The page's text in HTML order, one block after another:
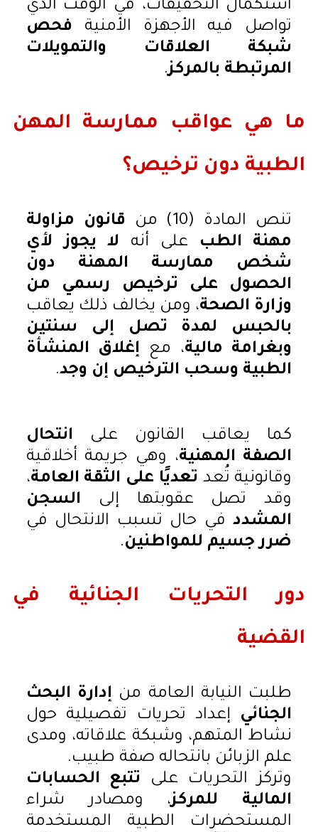
استكمال التحقيقات، في الوقت الذي
تواصل فيه الأجهزة الأمنية فحص
شبكة العلاقات والتمويلات
المرتبطة بالمركز.
ما هي عواقب ممارسة المهن
الطبية دون ترخيص؟
تنص المادة (10) من
قانون مزاولة
مهنة الطب على أنه لا يجوز لأي
شخص ممارسة المهنة دون
الحصول على ترخيص رسمي من
وزارة الصحة، ومن يخالف ذلك يعاقب
بالحبس لمدة تصل إلى سنتين
وبغرامة مالية، مع إغلاق المنشأة
الطبية وسحب الترخيص إن وجد.
كما يعاقب القانون على انتحال
الصفة المهنية، وهي جريمة أخلاقية
وقانونية تُعد تعديًا على الثقة العامة،
وقد تصل عقوبتها إلى السجن
المشددفي حال تسبب الانتحال في
ضرر جسيم للمواطنين.
دور التحريات الجنائية في
القضية
طلبت النيابة العامة من إدارة البحث
الجنائي إعداد تحريات تفصيلية حول
نشاط المتهم، وشبكة علاقاته، ومدى
علم الزبائن بانتحاله صفة طبيب.
وتركز التحريات على تتبع الحسابات
المالية للمركز، ومصادر شراء
المستحضرات الطبية المستخدمة